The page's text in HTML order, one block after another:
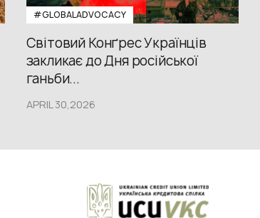
#GLOBALADVOCACY
Світовий Конґрес Українців
закликає до Дня російської
ганьби...
APRIL 30,2026